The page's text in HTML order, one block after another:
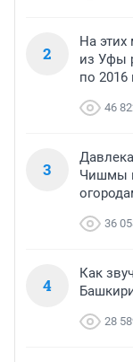
2
На этих
из Уфы
по 2016
46
3
Чишмы
36
4
Как
28